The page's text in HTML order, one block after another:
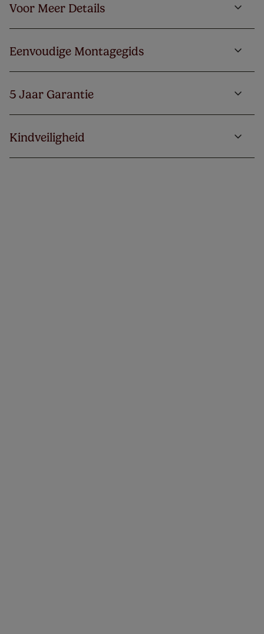
Voor Meer Details
Eenvoudige Montagegids
5 Jaar Garantie
Kindveiligheid